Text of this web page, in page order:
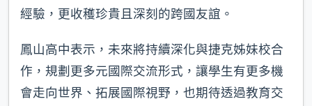
經驗，更收穫珍貴且深刻的跨國友誼。
鳳山高中表示，未來將持續深化與捷克姊妹校合
作，規劃更多元國際交流形式，讓學生有更多機
會走向世界、拓展國際視野，也期待透過教育交